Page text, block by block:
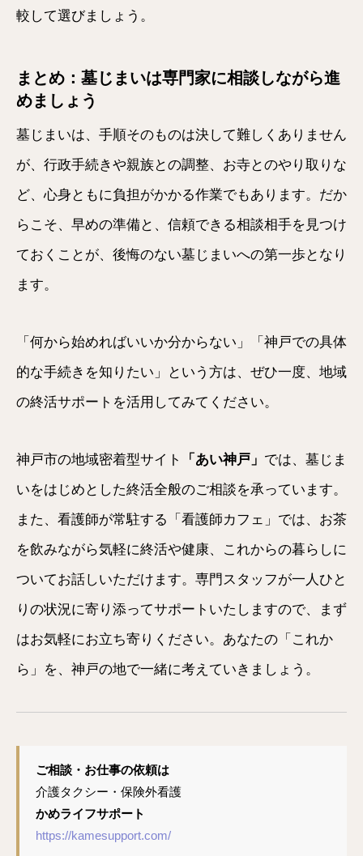
較して選びましょう。
まとめ：墓じまいは専門家に相談しながら進
めましょう
墓じまいは、手順そのものは決して難しくありません
が、行政手続きや親族との調整、お寺とのやり取りな
ど、心身ともに負担がかかる作業でもあります。だか
らこそ、早めの準備と、信頼できる相談相手を見つけ
ておくことが、後悔のない墓じまいへの第一歩となり
ます。
「何から始めればいいか分からない」「神戸での具体
的な手続きを知りたい」という方は、ぜひ一度、地域
の終活サポートを活用してみてください。
神戸市の地域密着型サイト 「あい神戸」 では、墓じま
いをはじめとした終活全般のご相談を承っています。
また、看護師が常駐する「看護師カフェ」では、お茶
を飲みながら気軽に終活や健康、これからの暮らしに
ついてお話しいただけます。専門スタッフが一人ひと
りの状況に寄り添ってサポートいたしますので、まず
はお気軽にお立ち寄りください。あなたの「これか
ら」を、神戸の地で一緒に考えていきましょう。
ご相談・お仕事の依頼は
介護タクシー・保険外看護
かめライフサポート
https://kamesupport.com/